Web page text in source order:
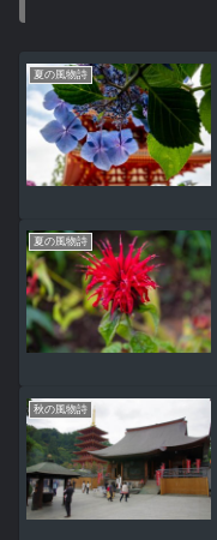
夏の風物詩
夏の風物詩
秋の風物詩